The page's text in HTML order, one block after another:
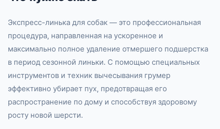
Экспресс-линька для собак — это профессиональная
процедура, направленная на ускоренное и
максимально полное удаление отмершего подшерстка
в период сезонной линьки. С помощью специальных
инструментов и техник вычесывания грумер
эффективно убирает пух, предотвращая его
распространение по дому и способствуя здоровому
росту новой шерсти.